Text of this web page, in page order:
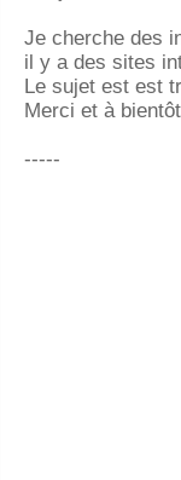
Je cherche des
il y a des sites
Le sujet est est
Merci et à
-----